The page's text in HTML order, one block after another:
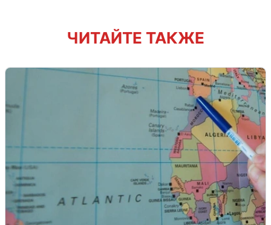
ЧИТАЙТЕ ТАКЖЕ